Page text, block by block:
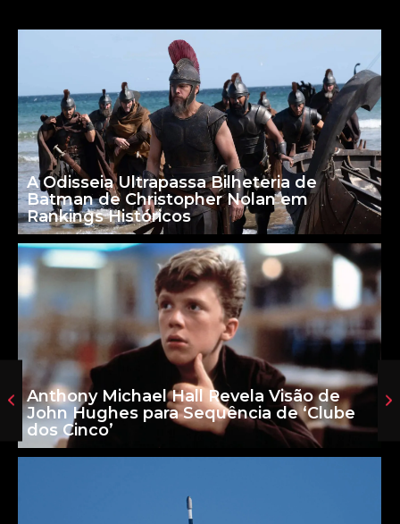
A Odisseia Ultrapassa Bilheteria de
Batman de Christopher Nolan em
Rankings Históricos
Anthony Michael Hall Revela Visão de
John Hughes para Sequência de ‘Clube
dos Cinco’